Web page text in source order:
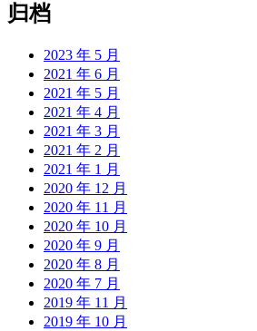
归档
2023 年 5 月
2021 年 6 月
2021 年 5 月
2021 年 4 月
2021 年 3 月
2021 年 2 月
2021 年 1 月
2020 年 12 月
2020 年 11 月
2020 年 10 月
2020 年 9 月
2020 年 8 月
2020 年 7 月
2019 年 11 月
2019 年 10 月